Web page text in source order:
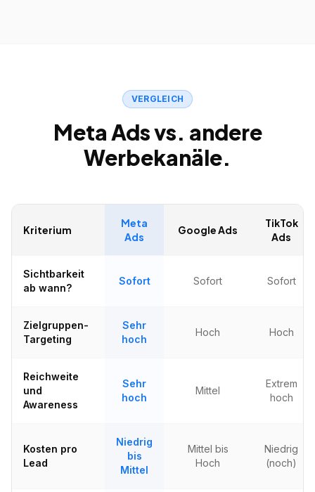
VERGLEICH
Meta Ads vs. andere
Werbekanäle.
Kriterium
Meta
Ads
Google Ads
TikTok
Ads
Sichtbarkeit
ab wann?
Sofort Sofort Sofort
Zielgruppen-
Targeting
Sehr
hoch
Hoch Hoch
Reichweite
und
Awareness
Sehr
hoch
Mittel
Extrem
hoch
Kosten pro
Lead
Niedrig
bis
Mittel
Mittel bis
Hoch
Niedrig
(noch)